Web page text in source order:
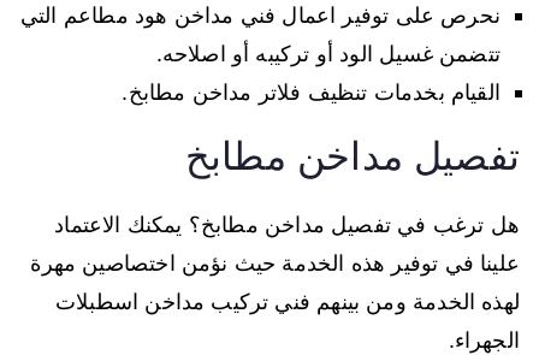
نحرص على توفير اعمال فني مداخن هود مطاعم التي
تتضمن غسيل الود أو تركيبه أو اصلاحه.
القيام بخدمات تنظيف فلاتر مداخن مطابخ.
تفصيل مداخن مطابخ
هل ترغب في تفصيل مداخن مطابخ؟ يمكنك الاعتماد
علينا في توفير هذه الخدمة حيث نؤمن اختصاصين مهرة
لهذه الخدمة ومن بينهم فني تركيب مداخن اسطبلات
الجهراء.